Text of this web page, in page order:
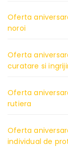
Oferta
noroi
Oferta
curatare si
Oferta
rutiera
Oferta
individual de